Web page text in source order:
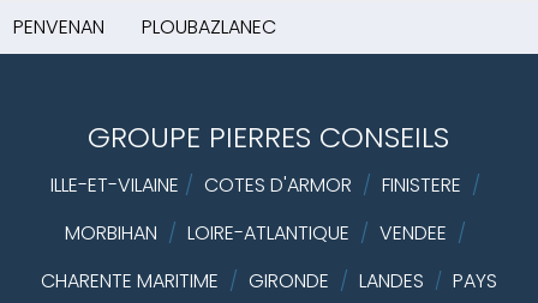
PENVENAN PLOUBAZLANEC
GROUPE PIERRES CONSEILS
ILLE-ET-VILAINE / COTES D'ARMOR / FINISTERE /
MORBIHAN / LOIRE-ATLANTIQUE / VENDEE /
CHARENTE MARITIME / GIRONDE / LANDES / PAYS